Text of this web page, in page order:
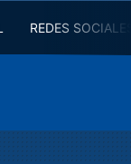
REDES